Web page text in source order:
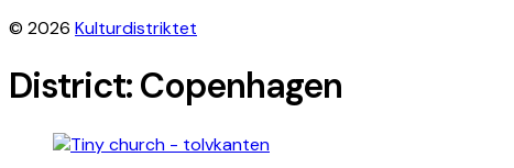
© 2026 Kulturdistriktet
District:Copenhagen